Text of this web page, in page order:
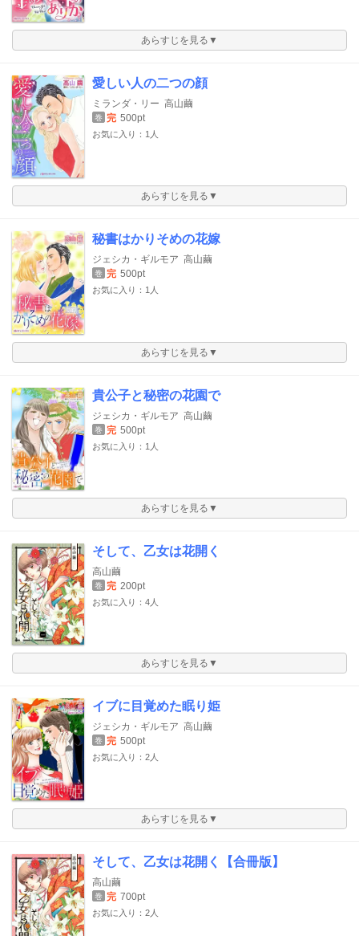
あらすじを見る▼
愛しい人の二つの顔
ミランダ・リー 高山繭
巻 完 500pt
お気に入り：1人
あらすじを見る▼
秘書はかりそめの花嫁
ジェシカ・ギルモア 高山繭
巻 完 500pt
お気に入り：1人
あらすじを見る▼
貴公子と秘密の花園で
ジェシカ・ギルモア 高山繭
巻 完 500pt
お気に入り：1人
あらすじを見る▼
そして、乙女は花開く
高山繭
巻 完 200pt
お気に入り：4人
あらすじを見る▼
イブに目覚めた眠り姫
ジェシカ・ギルモア 高山繭
巻 完 500pt
お気に入り：2人
あらすじを見る▼
そして、乙女は花開く【合冊版】
高山繭
巻 完 700pt
お気に入り：2人